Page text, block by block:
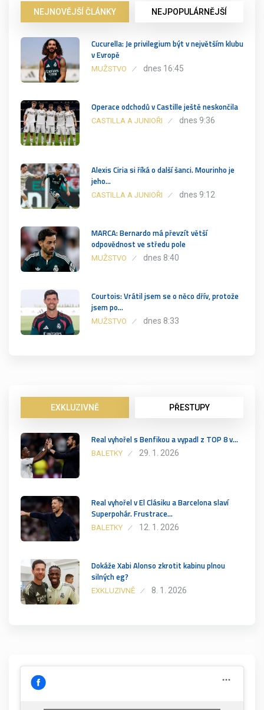
NEJNOVĚJŠÍ ČLÁNKY NEJPOPULÁRNĚJŠÍ
Cucurella: Je privilegium být v největším klubu
v Evropě
MUŽSTVO dnes 16:45
Operace odchodů v Castille ještě neskončila
CASTILLA A JUNIOŘI dnes 9:36
Alexis Ciria si říká o další šanci. Mourinho je
jeho…
CASTILLA A JUNIOŘI dnes 9:12
MARCA: Bernardo má převzít větší
odpovědnost ve středu pole
MUŽSTVO dnes 8:40
Courtois: Vrátil jsem se o něco dřív, protože
jsem po…
MUŽSTVO dnes 8:33
EXKLUZIVNĚ PŘESTUPY
Real vyhořel s Benfikou a vypadl z TOP 8 v…
BALETKY 29. 1. 2026
Real vyhořel v El Clásiku a Barcelona slaví
Superpohár. Frustrace…
BALETKY 12. 1. 2026
Dokáže Xabi Alonso zkrotit kabinu plnou
silných eg?
EXKLUZIVNĚ 8. 1. 2026